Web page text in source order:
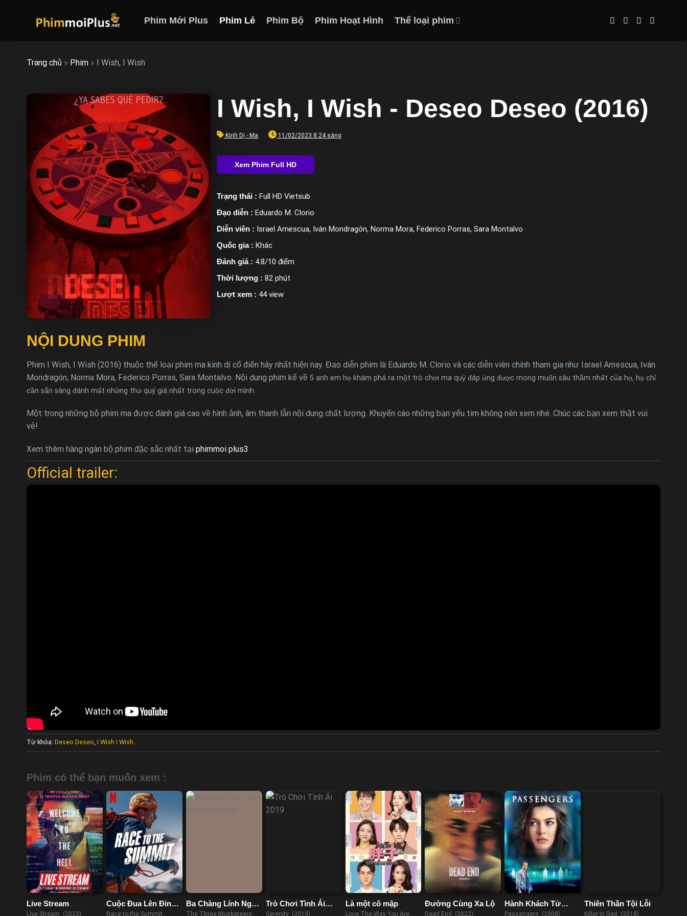
Phim Mới Plus Phim Lẻ Phim Bộ Phim Hoạt Hình Thể loại phim
Trang chủ » Phim » I Wish, I Wish
I Wish, I Wish - Deseo Deseo (2016)
Kinh Dị - Ma 11/02/2023 8:24 sáng
Trạng thái : Full HD Vietsub
Đạo diễn : Eduardo M. Clorio
Diễn viên : Israel Amescua, Iván Mondragón, Norma Mora, Federico Porras, Sara Montalvo
Quốc gia : Khác
Đánh giá : 4.8/10 điểm
Thời lượng : 82 phút
Lượt xem : 44 view
NỘI DUNG PHIM
Phim I Wish, I Wish (2016) thuộc thể loại phim ma kinh dị cổ điển hây nhất hiện nay. Đạo diễn phim là Eduardo M. Clorio và các diễn viên chính tham gia như Israel Amescua, Iván
Mondragón, Norma Mora, Federico Porras, Sara Montalvo. Nội dung phim kể về 5 anh em họ khám phá ra một trò chơi ma quỷ đáp ứng được mong muốn sâu thẳm nhất của họ, họ chỉ
cần sẵn sàng đánh mất những thứ quý giá nhất trong cuộc đời mình.
Một trong những bộ phim ma được đánh giá cao về hình ảnh, âm thanh lẫn nội dung chất lượng. Khuyến cáo những bạn yếu tim không nên xem nhé. Chúc các bạn xem thật vui
vẻ!
Xem thêm hàng ngàn bộ phim đặc sắc nhất tại phimmoi plus3
Official trailer:
Từ khóa: Deseo Deseo, I Wish I Wish.
Phim có thể bạn muốn xem :
Live Stream
Live Stream (2023)
Cuộc Đua Lên Đỉnh
Núi
Race to the Summit
Ba Chàng Lính Ngự
Lâm: D’Artagnan
The Three Musketeers:
Trò Chơi Tình Ái
2019
Serenity (2019)
Là một cô mập
Love The Way You Are
Đường Cùng Xa Lộ
Dead End (2022)
Hành Khách Tử
Thần
Passengers (2008)
Thiên Thần Tội Lỗi
Killer In Red (2018)